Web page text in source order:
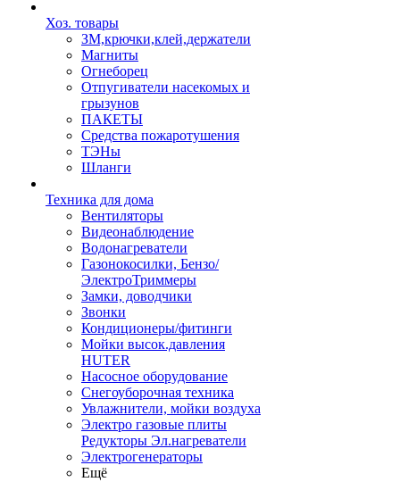
Хоз. товары
ЗМ,крючки,клей,держатели
Магниты
Огнеборец
Отпугиватели насекомых и
грызунов
ПАКЕТЫ
Средства пожаротушения
ТЭНы
Шланги
Техника для дома
Вентиляторы
Видеонаблюдение
Водонагреватели
Газонокосилки, Бензо/
ЭлектроТриммеры
Замки, доводчики
Звонки
Кондиционеры/фитинги
Мойки высок.давления
HUTER
Насосное оборудование
Снегоуборочная техника
Увлажнители, мойки воздуха
Электро газовые плиты
Редукторы Эл.нагреватели
Электрогенераторы
Ещё